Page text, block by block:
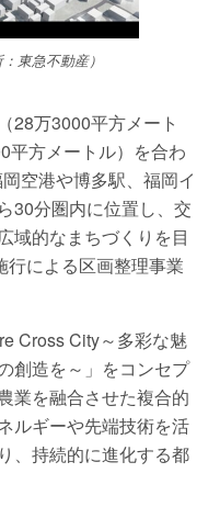
：東急不動産）
28万3000平方メート
平方メートル）を合わ
空港や博多駅、福岡イ
30分圏内に位置し、交
域的なまちづくりを目
による区画整理事業
Cross City～多彩な魅
創造を～」をコンセプ
業を融合させた複合的
ルギーや先端技術を活
、持続的に進化する都